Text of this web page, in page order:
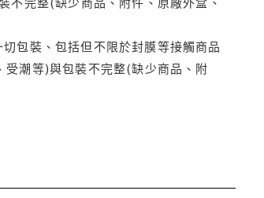
包裝、包括但不限於封膜等接觸商品
潮等)與包裝不完整(缺少商品、附